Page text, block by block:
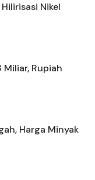
Nikel
Miliar, Rupiah
Harga Minyak